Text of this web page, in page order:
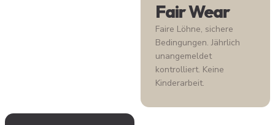
Fair Wear
Faire Löhne, sichere
Bedingungen. Jährlich
unangemeldet
kontrolliert. Keine
Kinderarbeit.